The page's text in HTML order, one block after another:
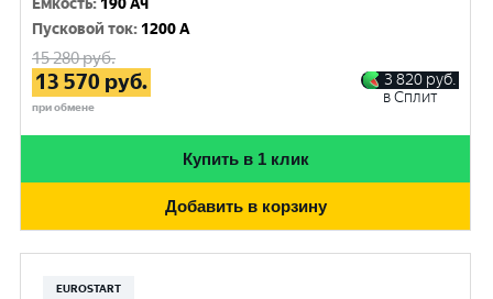
Емкость: 190 Ач
Пусковой ток: 1200 A
15 280руб.
13 570 руб.
при обмене
3 820 руб.
в Сплит
Купить в 1 клик
Добавить в корзину
EUROSTART